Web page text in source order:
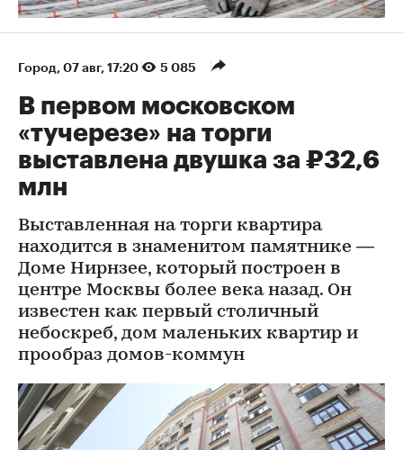
Город⁠, 07 авг, 17:20 5 085
В первом московском
«тучерезе» на торги
выставлена двушка за ₽32,6
млн
Выставленная на торги квартира
находится в знаменитом памятнике —
Доме Нирнзее, который построен в
центре Москвы более века назад. Он
известен как первый столичный
небоскреб, дом маленьких квартир и
прообраз домов-коммун